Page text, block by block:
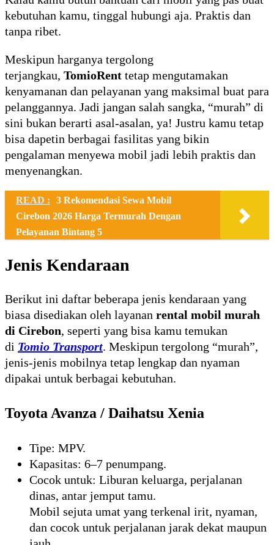
kebutuhan kamu, tinggal hubungi aja. Praktis dan
tanpa ribet.
Meskipun harganya tergolong
terjangkau, TomioRent tetap mengutamakan
kenyamanan dan pelayanan yang maksimal buat para
pelanggannya. Jadi jangan salah sangka, “murah” di
sini bukan berarti asal-asalan, ya! Justru kamu tetap
bisa dapetin berbagai fasilitas yang bikin
pengalaman menyewa mobil jadi lebih praktis dan
menyenangkan.
READ :
3 Rekomendasi Sewa Mobil
Cirebon 2026 Harga Termurah Dengan
Pelayanan Bintang 5
Jenis Kendaraan
Berikut ini daftar beberapa jenis kendaraan yang
biasa disediakan oleh layanan rental mobil murah
di Cirebon, seperti yang bisa kamu temukan
di Tomio Transport. Meskipun tergolong “murah”,
jenis-jenis mobilnya tetap lengkap dan nyaman
dipakai untuk berbagai kebutuhan.
Toyota Avanza / Daihatsu Xenia
Tipe: MPV.
Kapasitas: 6–7 penumpang.
Cocok untuk: Liburan keluarga, perjalanan
dinas, antar jemput tamu.
Mobil sejuta umat yang terkenal irit, nyaman,
dan cocok untuk perjalanan jarak dekat maupun